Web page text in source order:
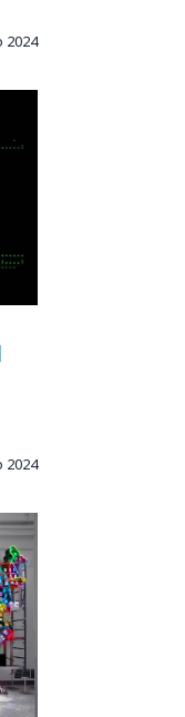
2024
2024